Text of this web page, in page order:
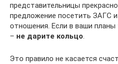
представительницы
предложение посетить ЗАГС и
отношения. Если в ваши планы
– не дарите кольцо.
Это правило не касается